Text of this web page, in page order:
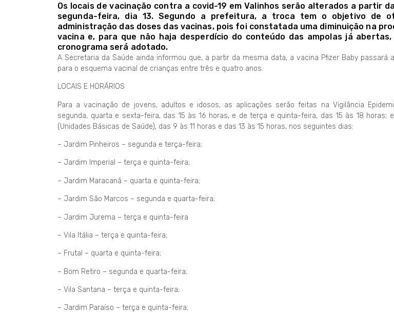
Os locais de vacinação contra a covid-19 em Valinhos serão alterados a partir
segunda-feira, dia 13. Segundo a prefeitura, a troca tem o objetivo de
administração das doses das vacinas, pois foi constatada uma diminuição na
vacina e, para que não haja desperdício do conteúdo das ampolas já abertas,
cronograma será adotado.
A Secretaria da Saúde ainda informou que, a partir da mesma data, a vacina Pfizer Baby passará
para o esquema vacinal de crianças entre três e quatro anos.
LOCAIS E HORÁRIOS
Para a vacinação de jovens, adultos e idosos, as aplicações serão feitas na Vigilância
segunda, quarta e sexta-feira, das 15 às 16 horas, e de terça e quinta-feira, das 15 às 18 horas; e
(Unidades Básicas de Saúde), das 9 às 11 horas e das 13 às 15 horas, nos seguintes dias:
– Jardim Pinheiros – segunda e terça-feira;
– Jardim Imperial – terça e quinta-feira;
– Jardim Maracanã – quarta e quinta-feira;
– Jardim São Marcos – segunda e quarta-feira;
– Jardim Jurema – terça e quinta-feira
– Vila Itália – terça e quinta-feira;
– Frutal – quarta e quinta-feira;
– Bom Retiro – segunda e quarta-feira;
– Vila Santana – terça e quinta-feira;
– Jardim Paraíso – terça e quinta-feira;